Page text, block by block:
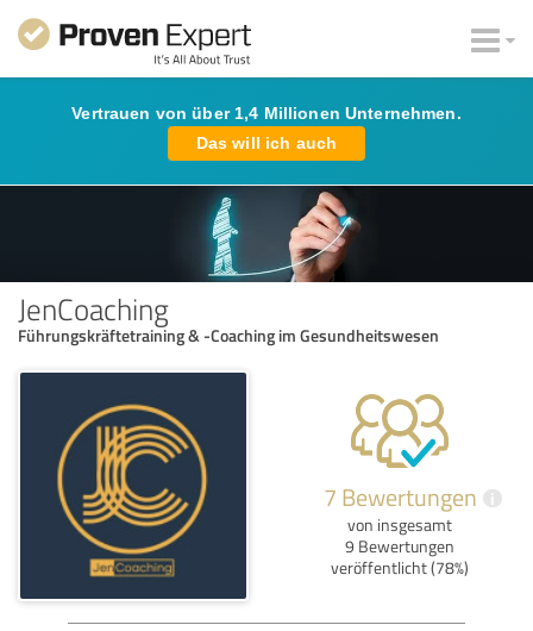
Vertrauen von über 1,4 Millionen Unternehmen.
Das will ich auch
JenCoaching
Führungskräftetraining & -Coaching im Gesundheitswesen
7 Bewertungen i
von insgesamt
9 Bewertungen
veröffentlicht (78%)